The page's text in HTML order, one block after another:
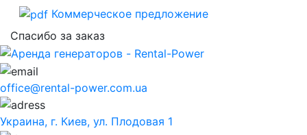
Коммерческое предложение
Спасибо за заказ
office@rental-power.com.ua
Украина, г. Киев, ул. Плодовая 1